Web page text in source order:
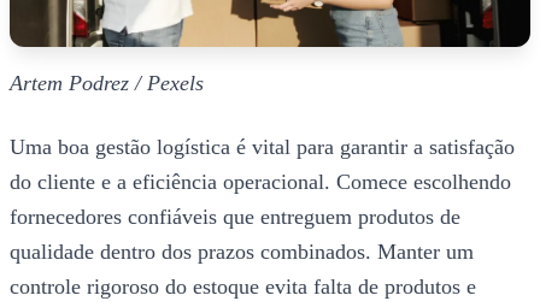
Artem Podrez / Pexels
Uma boa gestão logística é vital para garantir a satisfação
do cliente e a eficiência operacional. Comece escolhendo
fornecedores confiáveis que entreguem produtos de
qualidade dentro dos prazos combinados. Manter um
controle rigoroso do estoque evita falta de produtos e